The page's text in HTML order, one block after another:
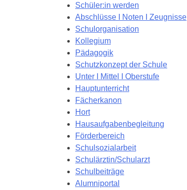
Schüler:in werden
Abschlüsse I Noten I Zeugnisse
Schulorganisation
Kollegium
Pädagogik
Schutzkonzept der Schule
Unter I Mittel I Oberstufe
Hauptunterricht
Fächerkanon
Hort
Hausaufgabenbegleitung
Förderbereich
Schulsozialarbeit
Schulärztin/Schularzt
Schulbeiträge
Alumniportal